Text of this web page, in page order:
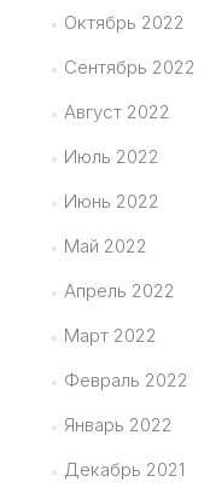
Октябрь 2022
Сентябрь 2022
Август 2022
Июль 2022
Июнь 2022
Май 2022
Апрель 2022
Март 2022
Февраль 2022
Январь 2022
Декабрь 2021